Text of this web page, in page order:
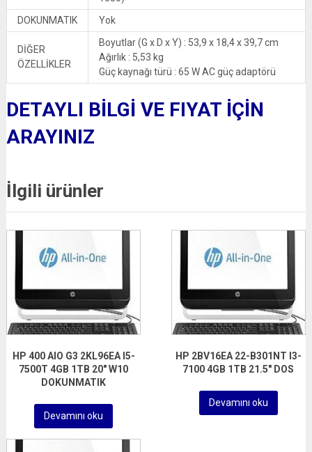
DOKUNMATIK
Yok
DİĞER
ÖZELLİKLER
Boyutlar (G x D x Y) : 53,9 x 18,4 x 39,7 cm
Ağırlık : 5,53 kg
Güç kaynağı türü : 65 W AC güç adaptörü
DETAYLI BİLGİ VE FIYAT İÇİN
ARAYINIZ
İlgili ürünler
HP 400 AIO G3 2KL96EA I5-
7500T 4GB 1TB 20″ W10
DOKUNMATIK
Devamını oku
HP 2BV16EA 22-B301NT I3-
7100 4GB 1TB 21.5″ DOS
Devamını oku